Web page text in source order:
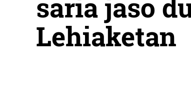
saria jaso
Lehiaketan